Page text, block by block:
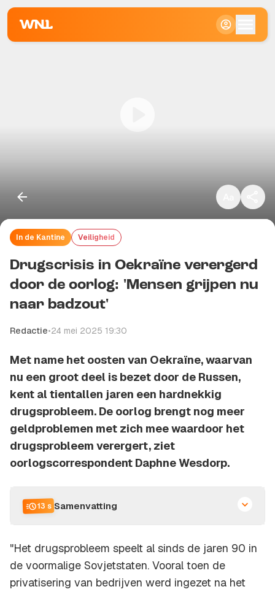
In de Kantine Veiligheid
Drugscrisis in Oekraïne verergerd
door de oorlog: 'Mensen grijpen nu
naar badzout'
Redactie•24 mei 2025 19:30
Met name het oosten van Oekraïne, waarvan
nu een groot deel is bezet door de Russen,
kent al tientallen jaren een hardnekkig
drugsprobleem. De oorlog brengt nog meer
geldproblemen met zich mee waardoor het
drugsprobleem verergert, ziet
oorlogscorrespondent Daphne Wesdorp.
13 s Samenvatting
"Het drugsprobleem speelt al sinds de jaren 90 in
de voormalige Sovjetstaten. Vooral toen de
privatisering van bedrijven werd ingezet na het